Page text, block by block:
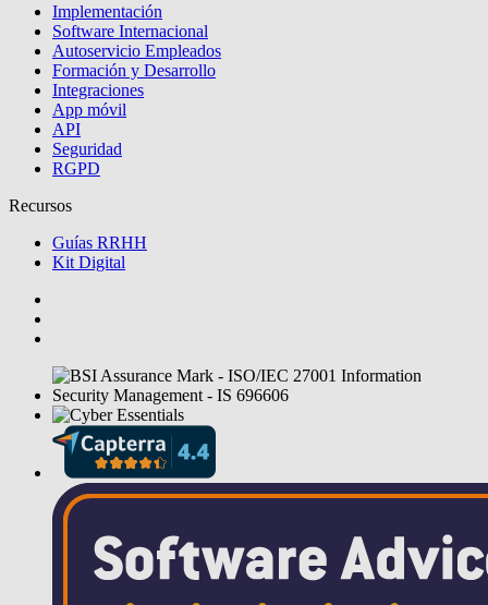
Implementación
Software Internacional
Autoservicio Empleados
Formación y Desarrollo
Integraciones
App móvil
API
Seguridad
RGPD
Recursos
Guías RRHH
Kit Digital